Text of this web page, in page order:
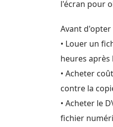
l'écran pour
Avant d'opter
• Louer un
heures après
• Acheter
contre la
• Acheter le
fichier